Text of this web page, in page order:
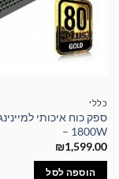
כללי
– 1800W
₪1,599.00
הוספה לסל